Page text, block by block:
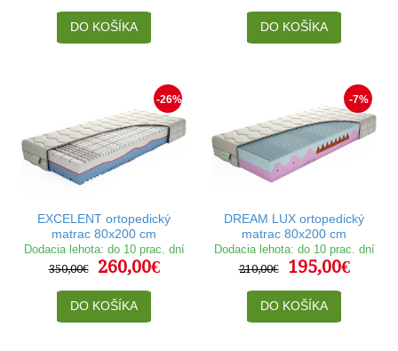
DO KOŠÍKA DO KOŠÍKA
-26%
EXCELENT ortopedický
matrac 80x200 cm
Dodacia lehota: do 10 prac. dní
350,00€
260,00€
DO KOŠÍKA
-7%
DREAM LUX ortopedický
matrac 80x200 cm
Dodacia lehota: do 10 prac. dní
210,00€
195,00€
DO KOŠÍKA